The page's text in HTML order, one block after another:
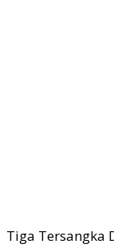
Tiga Tersangka